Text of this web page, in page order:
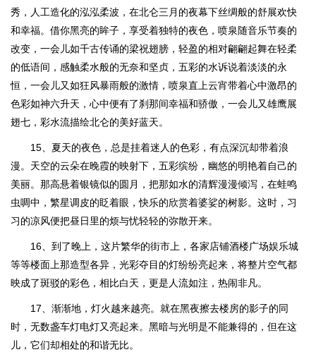
秀，人工造化的泓泓柔波，在北仑三月的夜幕下丝绸般的舒展欢快
和幸福。借你黑亮的眸子，享受着独特的夜色，喷泉随音乐节奏的
改变，一会儿如千古传诵的梁祝翅膀，轻盈的相对翩翩起舞在轻柔
的低语间，感触柔水般的无奈和坚贞，五彩的水诉说着淡淡的永
恒，一会儿又如狂风暴雨般的激情，喷泉直上云宵带着心中激昂的
色彩如神六升天，心中便有了刹那间幸福和骄傲，一会儿又雄鹰展
翅七，彩水流描绘北仑的美好蓝天。
15、夏天的夜色，总是挂着迷人的色彩，有点深沉却带着浪
漫。天空的云朵在晚霞的映射下，五彩缤纷，幽悠的明艳着自己的
美丽。那高悬着银镜似的圆月，把那如水的清辉漫漫倾泻，在蛙鸣
虫啁中，繁星调皮的眨着眼，快乐的欣赏着婆娑的树影。这时，习
习的凉风便把昼日里的烦与忧轻轻的弥散开来。
16、到了晚上，这片繁华的街市上，各家店铺酒楼广场娱乐城
等等楼面上那造型各异，光彩夺目的灯纷纷亮起来，将整片空气都
映成了斑驳的彩色，相比白天，更是人流如注，热闹非凡。
17、渐渐地，灯火越来越亮。就在黑夜擦去楼房的影子的同
时，无数盏车灯电灯又亮起来。黑暗与光明是不能兼得的，但在这
儿，它们却相处的和谐无比。